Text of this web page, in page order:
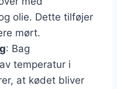
olie. Dette tilføjer
mørt.
: Bag
temperatur i
at kødet bliver